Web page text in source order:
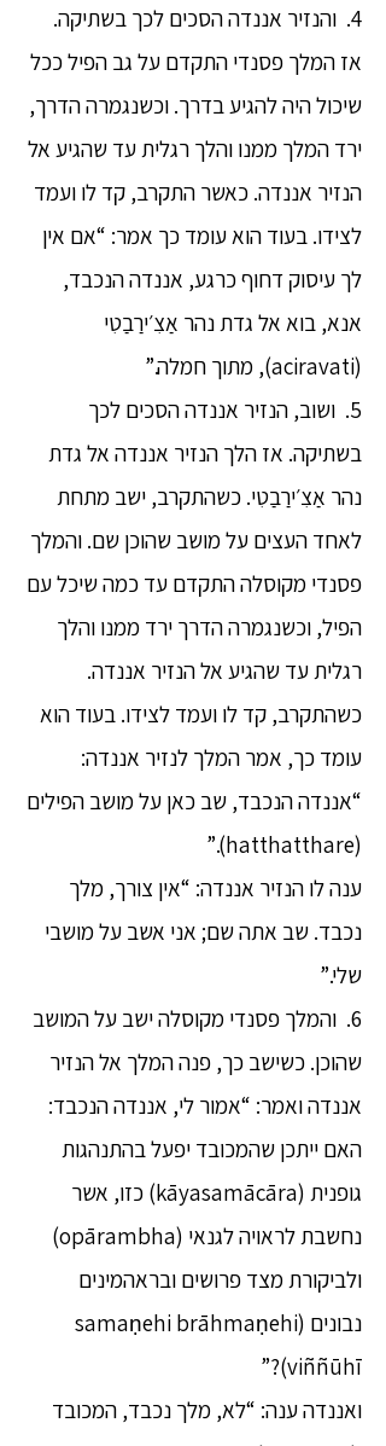
4. והנזיר אננדה הסכים לכך בשתיקה.
אז המלך פסנדי התקדם על גב הפיל ככל
שיכול היה להגיע בדרך. וכשנגמרה הדרך,
ירד המלך ממנו והלך רגלית עד שהגיע אל
הנזיר אננדה. כאשר התקרב, קד לו ועמד
לצידו. בעוד הוא עומד כך אמר: “אם אין
לך עיסוק דחוף כרגע, אננדה הנכבד,
אנא, בוא אל גדת נהר אַצִ׳ירַבַטִי
(aciravati), מתוך חמלה.”
5. ושוב, הנזיר אננדה הסכים לכך
בשתיקה. אז הלך הנזיר אננדה אל גדת
נהר אַצִ׳ירַבַטִי. כשהתקרב, ישב מתחת
לאחד העצים על מושב שהוכן שם. והמלך
פסנדי מקוסלה התקדם עד כמה שיכל עם
הפיל, וכשנגמרה הדרך ירד ממנו והלך
רגלית עד שהגיע אל הנזיר אננדה.
כשהתקרב, קד לו ועמד לצידו. בעוד הוא
עומד כך, אמר המלך לנזיר אננדה:
“אננדה הנכבד, שב כאן על מושב הפילים
(hatthatthare).”
ענה לו הנזיר אננדה: “אין צורך, מלך
נכבד. שב אתה שם; אני אשב על מושבי
שלי.”
6. והמלך פסנדי מקוסלה ישב על המושב
שהוכן. כשישב כך, פנה המלך אל הנזיר
אננדה ואמר: “אמור לי, אננדה הנכבד:
האם ייתכן שהמכובד יפעל בהתנהגות
גופנית (kāyasamācāra) כזו, אשר
נחשבת לראויה לגנאי (opārambha)
ולביקורת מצד פרושים ובראהמינים
נבונים (samaṇehi brāhmaṇehi
viññūhī)?”
ואננדה ענה: “לא, מלך נכבד, המכובד